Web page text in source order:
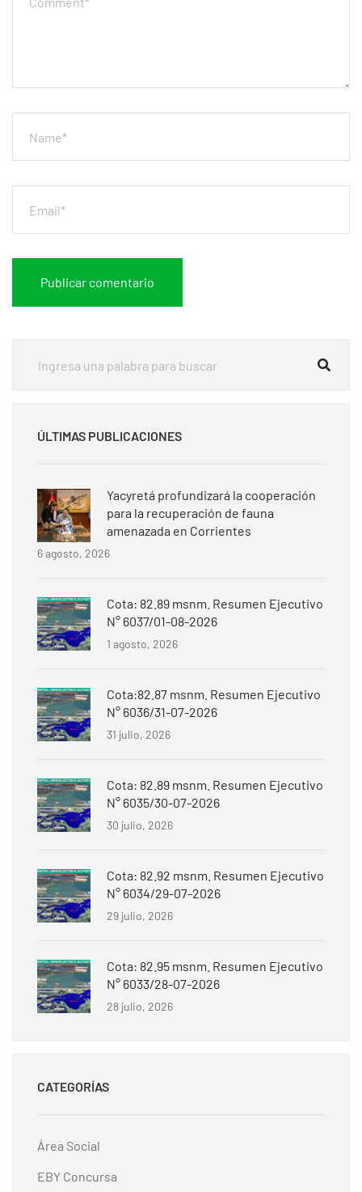
ÚLTIMAS PUBLICACIONES
Yacyretá profundizará la cooperación
para la recuperación de fauna
amenazada en Corrientes
6 agosto, 2026
Cota: 82.89 msnm. Resumen Ejecutivo
N° 6037/01-08-2026
1 agosto, 2026
Cota:82.87 msnm. Resumen Ejecutivo
N° 6036/31-07-2026
31 julio, 2026
Cota: 82.89 msnm. Resumen Ejecutivo
N° 6035/30-07-2026
30 julio, 2026
Cota: 82.92 msnm. Resumen Ejecutivo
N° 6034/29-07-2026
29 julio, 2026
Cota: 82.95 msnm. Resumen Ejecutivo
N° 6033/28-07-2026
28 julio, 2026
CATEGORÍAS
Área Social
EBY Concursa